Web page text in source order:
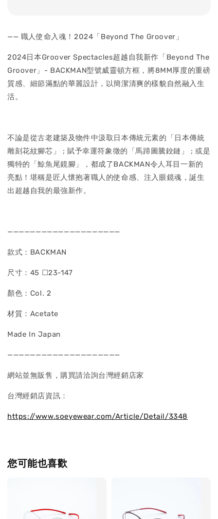
—— 職人使命入魂！2024「Beyond The Groover」
2024日本Groover Spectacles超越自我新作「Beyond The
Groover」- BACKMAN型號威靈頓方框，將8MM厚度的重磅
質感、細節滿點的華麗設計，以簡潔清爽的樣貌自然融入生
活。
不論是從古老建築及物件中汲取日本傳統元素的「日本傳統
雕刻花紋腳芯」 ; 賦予幸運符象徵的「馬蹄圖騰鉸鏈」 ; 或是
獨特的「鯨魚尾鏡腳」，都成了BACKMAN令人耳目一新的
亮點！堪稱是匠人懷抱著職人的使命感、注入眼鏡魂，誕生
出超越自我的最強新作。
————————————————————
款式：BACKMAN
尺寸：45 ☐23-147
顏色：Col. 2
材質：Acetate
Made In Japan
————————————————————
網站並無販售，購買請洽詢台灣經銷店家
台灣經銷店資訊：
https://www.soeyewear.com/Article/Detail/3348
您可能也喜歡